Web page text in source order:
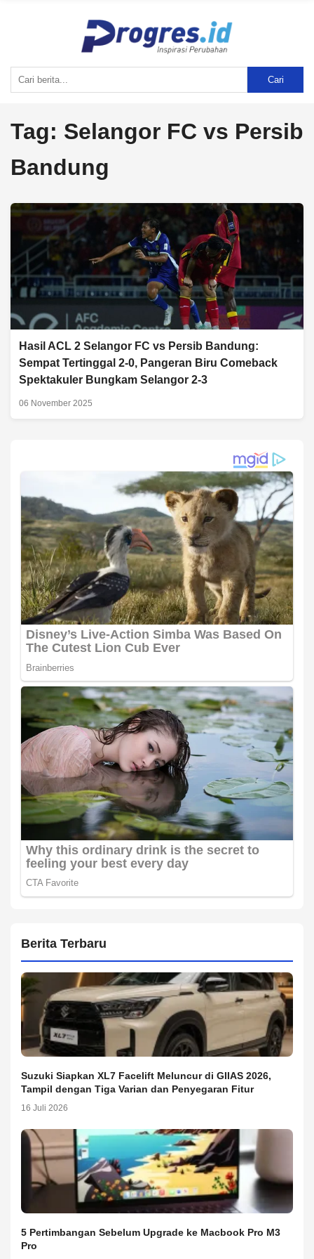
Cari
Tag: Selangor FC vs Persib
Bandung
Hasil ACL 2 Selangor FC vs Persib Bandung:
Sempat Tertinggal 2-0, Pangeran Biru Comeback
Spektakuler Bungkam Selangor 2-3
06 November 2025
Berita Terbaru
Suzuki Siapkan XL7 Facelift Meluncur di GIIAS 2026,
Tampil dengan Tiga Varian dan Penyegaran Fitur
16 Juli 2026
5 Pertimbangan Sebelum Upgrade ke Macbook Pro M3
Pro